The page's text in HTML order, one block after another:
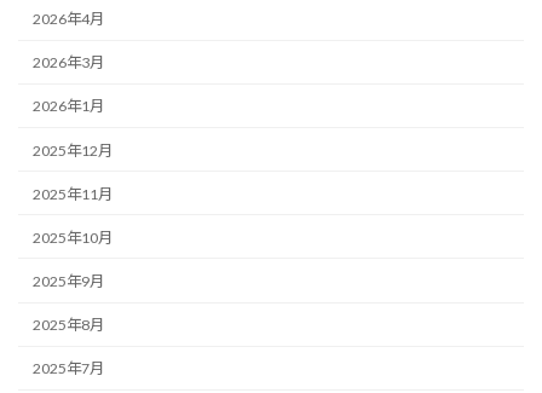
2026年4月
2026年3月
2026年1月
2025年12月
2025年11月
2025年10月
2025年9月
2025年8月
2025年7月